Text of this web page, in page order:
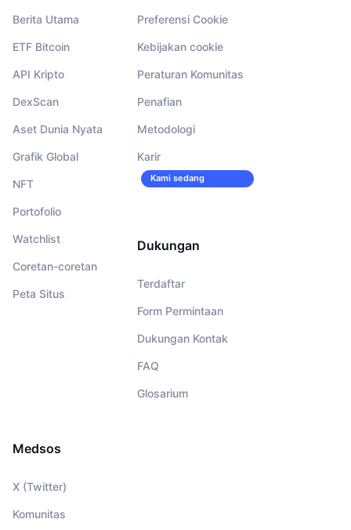
Berita Utama
ETF Bitcoin
API Kripto
DexScan
Aset Dunia Nyata
Grafik Global
NFT
Portofolio
Watchlist
Coretan-coretan
Peta Situs
Preferensi Cookie
Kebijakan cookie
Peraturan Komunitas
Penafian
Metodologi
Karir
Kami sedang
Dukungan
Terdaftar
Form Permintaan
Dukungan Kontak
FAQ
Glosarium
Medsos
X (Twitter)
Komunitas